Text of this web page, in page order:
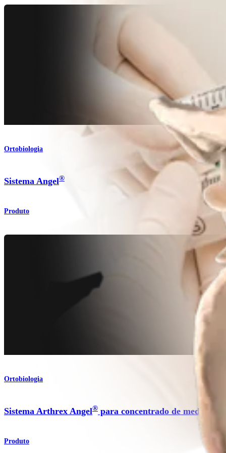
Ortobiologia
Sistema Angel®
Produto
Ortobiologia
Sistema Arthrex Angel® para concentrado de medula
Produto